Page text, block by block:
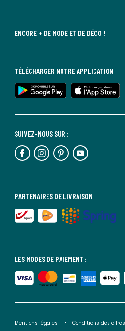
ENCORE + DE MODE ET DE DÉCO !
LES MODES DE PAIEMENT :
PARTENAIRES DE LIVRAISON
SUIVEZ-NOUS SUR :
TÉLÉCHARGER NOTRE APPLICATION
Mentions légales Conditions des offres